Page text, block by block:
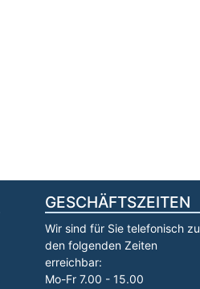
GESCHÄFTSZEITEN
Wir sind für Sie telefonisch zu
den folgenden Zeiten
erreichbar:
Mo-Fr 7.00 - 15.00